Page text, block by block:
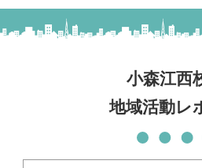
小森江西
地域活動レ